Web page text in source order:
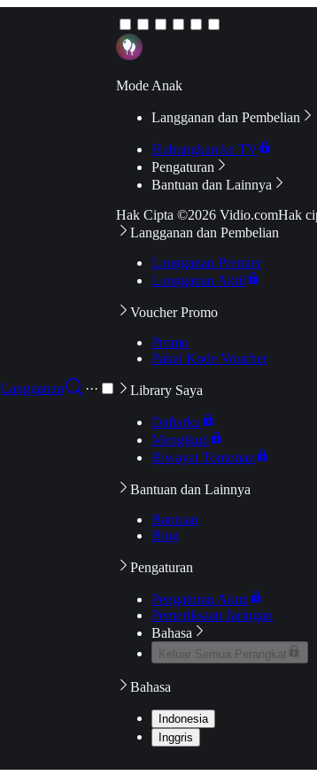
Langganan
···
Mode Anak
Langganan dan Pembelian
Hubungkan ke TV
Pengaturan
Bantuan dan Lainnya
Hak Cipta ©2026 Vidio.comHak
Langganan dan Pembelian
Langganan Premier
Langganan Aktif
Voucher Promo
Promo
Pakai Kode Voucher
Library Saya
Daftarku
Mengikuti
Riwayat Tontonan
Bantuan dan Lainnya
Bantuan
Blog
Pengaturan
Pengaturan Akun
Pemeriksaan Jaringan
Bahasa
Keluar Semua Perangkat
Bahasa
Indonesia
Inggris